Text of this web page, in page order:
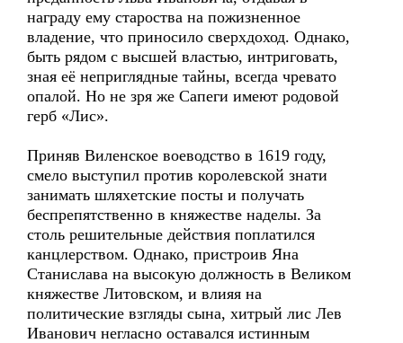
награду ему староства на пожизненное
владение, что приносило сверхдоход. Однако,
быть рядом с высшей властью, интриговать,
зная её неприглядные тайны, всегда чревато
опалой. Но не зря же Сапеги имеют родовой
герб «Лис».
Приняв Виленское воеводство в 1619 году,
смело выступил против королевской знати
занимать шляхетские посты и получать
беспрепятственно в княжестве наделы. За
столь решительные действия поплатился
канцлерством. Однако, пристроив Яна
Станислава на высокую должность в Великом
княжестве Литовском, и влияя на
политические взгляды сына, хитрый лис Лев
Иванович негласно оставался истинным